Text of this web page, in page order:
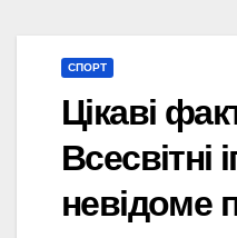
СПОРТ
Цікаві
Всесвітні
невідоме